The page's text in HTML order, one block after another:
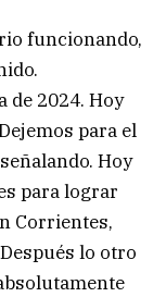
funcionando,
de 2024. Hoy
para el
Hoy
para lograr
Corrientes,
lo otro